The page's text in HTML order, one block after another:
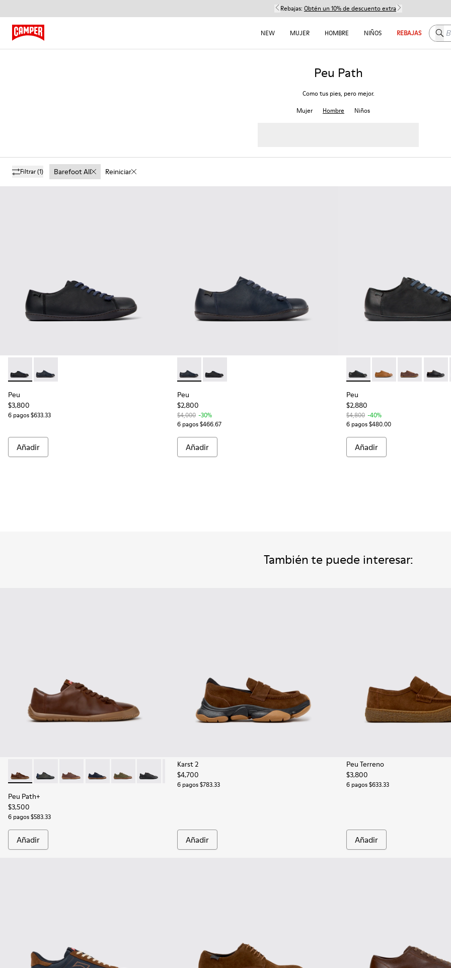
Rebajas: Obtén un 10% de descuento extra
NEW MUJER HOMBRE NIÑOS REBAJAS
Peu Path
Como tus pies, pero mejor.
Mujer
Hombre Niños
Filtrar(1) Barefoot All Reiniciar
Peu - K100249-012 - Zapatos de piel negros para hombre.
Peu - K100249-049 - Zapatos de piel azules para hombre.
Peu
$3,800
6 pagos $633.33
Añadir
Peu - K100249-049 - Zapatos de piel azules para hombre.
Peu - K100249-012 - Zapatos de piel negros para hombre.
Peu
$2,800
$4,000 -30%
6 pagos $466.67
Añadir
Peu - 17665-217 - Zapatos
Peu - 17665-316
Peu - 17665-
Peu -
Peu
$2,880
$4,800 -40%
6 pagos $480.00
Añadir
También te puede interesar:
Peu Path+ - K101114-011 - Zapatos de piel marrones para hombre.
Peu Path+ - K101114-009
Peu Path+ - K101114-007
Peu Path+ - K101114-005
Peu Path+ - K101114-004
Peu Path+ - K101114-002
Peu Path+ - K101114-001
Peu Path+
$3,500
6 pagos $583.33
Añadir
Karst 2
$4,700
6 pagos $783.33
Añadir
Peu Terreno
$3,800
6 pagos $633.33
Añadir